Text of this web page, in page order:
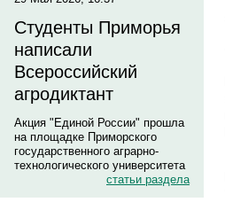
Студенты Приморья
написали
Всероссийский
агродиктант
Акция "Единой России" прошла
на площадке Приморского
государственного аграрно-
технологического университета
статьи раздела